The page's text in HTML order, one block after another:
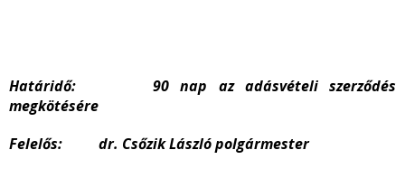
Határidő: 90 nap az adásvételi szerződés
megkötésére
Felelős: dr. Csőzik László polgármester